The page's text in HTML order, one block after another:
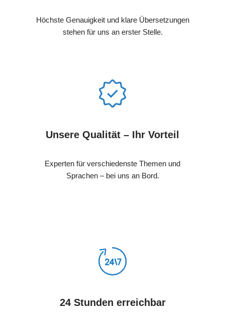
Höchste Genauigkeit und klare Übersetzungen
stehen für uns an erster Stelle.
Unsere Qualität – Ihr Vorteil
Experten für verschiedenste Themen und
Sprachen – bei uns an Bord.
24 Stunden erreichbar